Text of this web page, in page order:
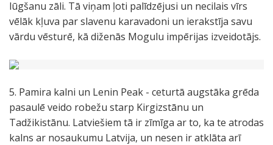
lūgšanu zāli. Tā viņam ļoti palīdzējusi un necilais vīrs
vēlāk kļuva par slavenu karavadoni un ierakstīja savu
vārdu vēsturē, kā diženās Mogulu impērijas izveidotājs.
5. Pamira kalni un Lenin Peak - ceturtā augstāka grēda
pasaulē veido robežu starp Kirgizstānu un
Tadžikistānu. Latviešiem tā ir zīmīga ar to, ka te atrodas
kalns ar nosaukumu Latvija, un nesen ir atklāta arī